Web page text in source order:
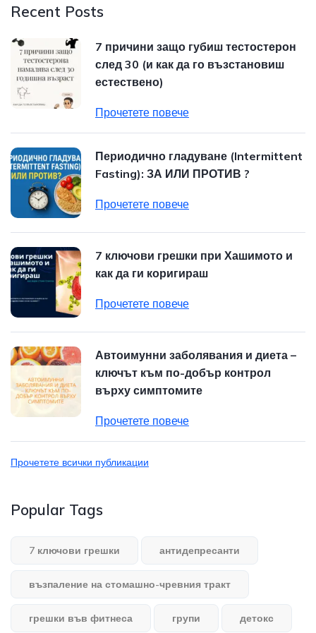
Recent Posts
7 причини защо губиш тестостерон
след 30 (и как да го възстановиш
естествено)
Прочетете повече
Периодично гладуване (Intermittent
Fasting): ЗА ИЛИ ПРОТИВ ?
Прочетете повече
7 ключови грешки при Хашимото и
как да ги коригираш
Прочетете повече
Автоимунни заболявания и диета –
ключът към по-добър контрол
върху симптомите
Прочетете повече
Прочетете всички публикации
Popular Tags
7 ключови грешки антидепресанти
възпаление на стомашно-чревния тракт
грешки във фитнеса групи детокс